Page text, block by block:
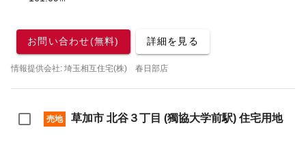
お問い合わせ(無料) 詳細を見る
情報提供会社: 埼玉相互住宅(株) 春日部店
売地 草加市 北谷３丁目 (獨協大学前駅) 住宅用地